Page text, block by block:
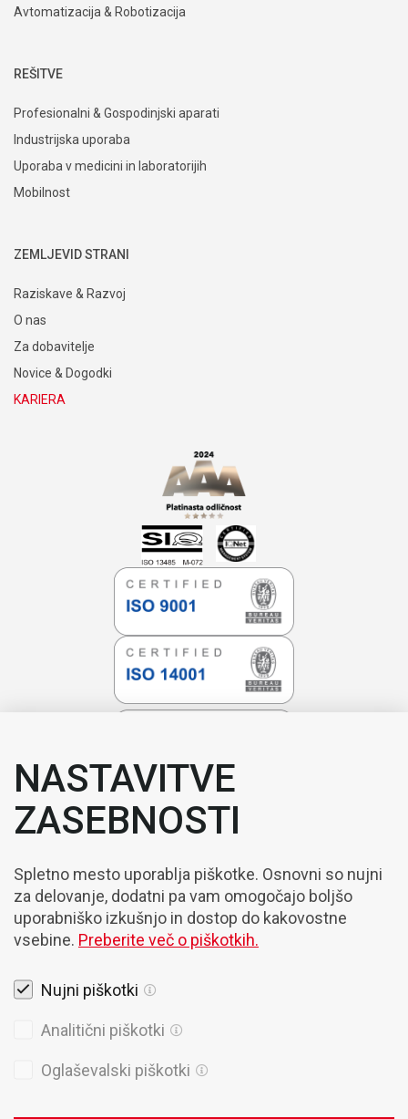
Avtomatizacija & Robotizacija
REŠITVE
Profesionalni & Gospodinjski aparati
Industrijska uporaba
Uporaba v medicini in laboratorijih
Mobilnost
ZEMLJEVID STRANI
Raziskave & Razvoj
O nas
Za dobavitelje
Novice & Dogodki
KARIERA
NASTAVITVE
ZASEBNOSTI
Spletno mesto uporablja piškotke. Osnovni so nujni
za delovanje, dodatni pa vam omogočajo boljšo
uporabniško izkušnjo in dostop do kakovostne
vsebine. Preberite več o piškotkih.
Nujni piškotki
Analitični piškotki
Oglaševalski piškotki